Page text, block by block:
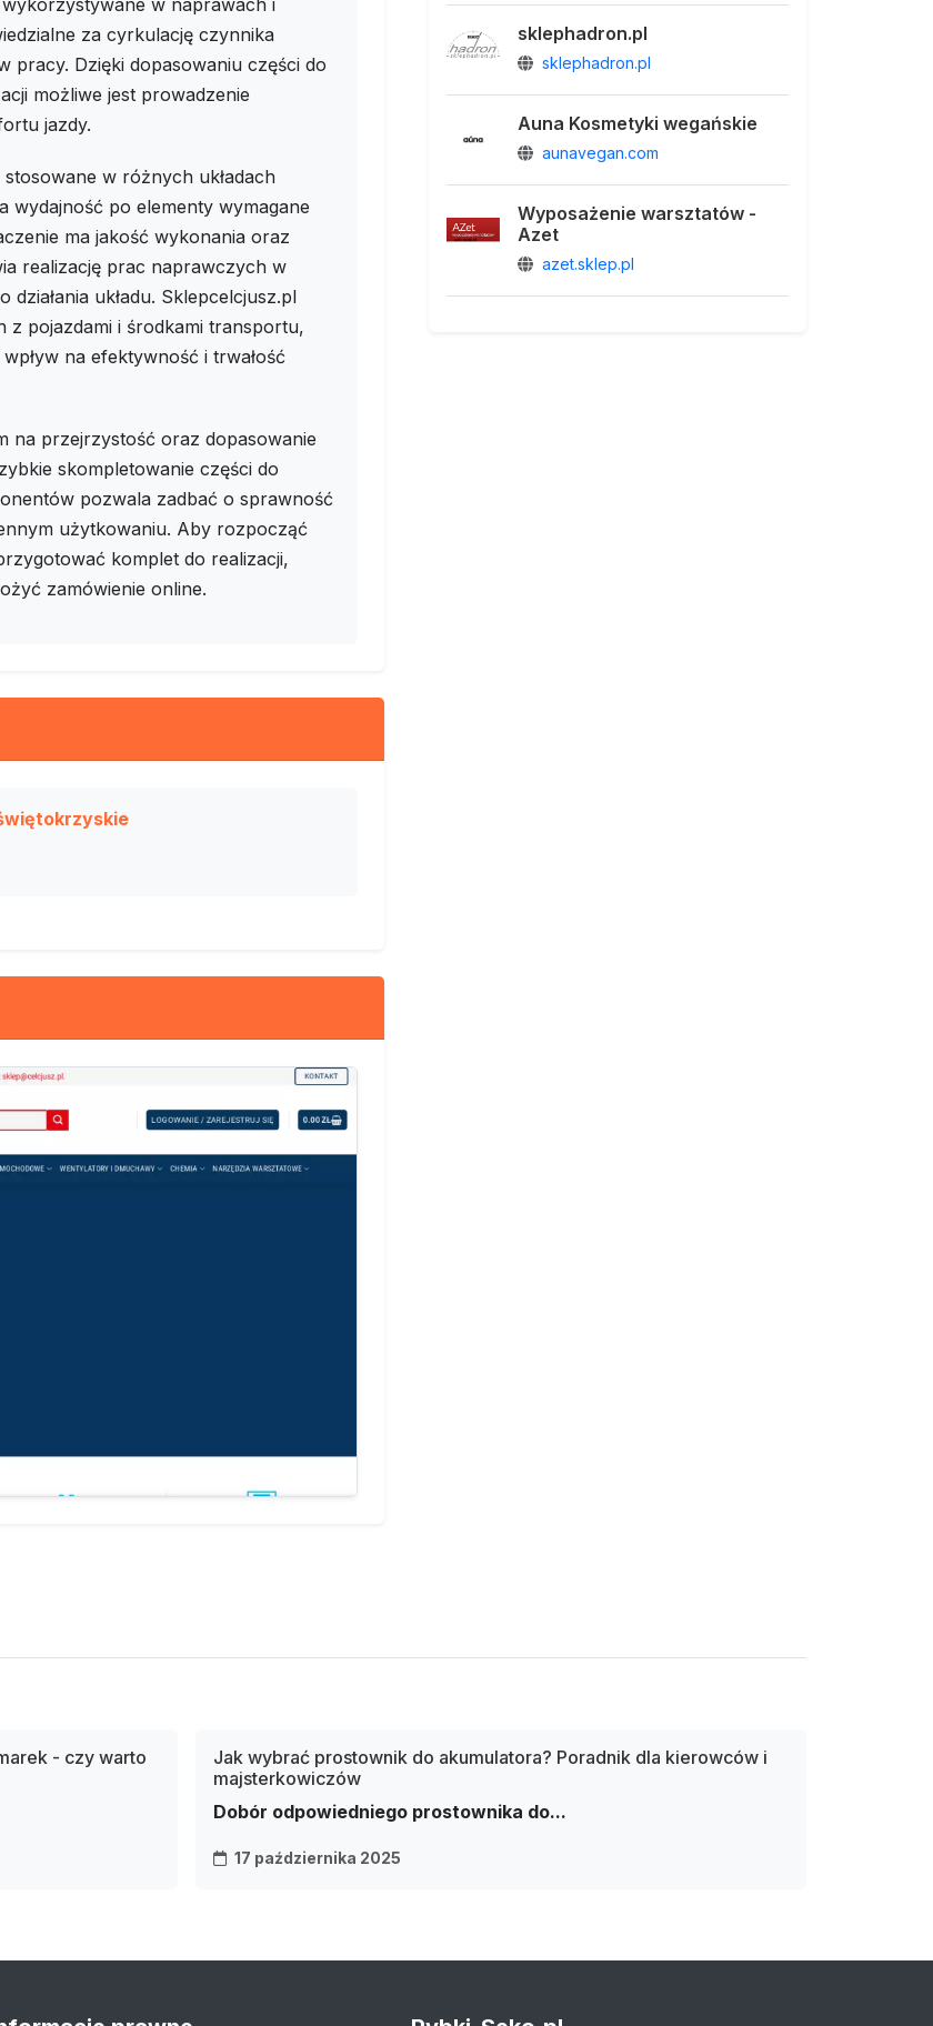
w naprawach i
za cyrkulację czynnika
pracy. Dzięki dopasowaniu części do
możliwe jest prowadzenie
jazdy.
w różnych układach
wydajność po elementy wymagane
ma jakość wykonania oraz
realizację prac naprawczych w
układu. Sklepcelcjusz.pl
z pojazdami i środkami transportu,
na efektywność i trwałość
na przejrzystość oraz dopasowanie
skompletowanie części do
pozwala zadbać o sprawność
użytkowaniu. Aby rozpocząć
komplet do realizacji,
zamówienie online.
sklephadron.pl
sklephadron.pl
Auna Kosmetyki wegańskie
aunavegan.com
Wyposażenie warsztatów -
Azet
azet.sklep.pl
- czy warto
Jak wybrać prostownik do akumulatora? Poradnik dla kierowców i
majsterkowiczów
Dobór odpowiedniego prostownika do...
17 października 2025